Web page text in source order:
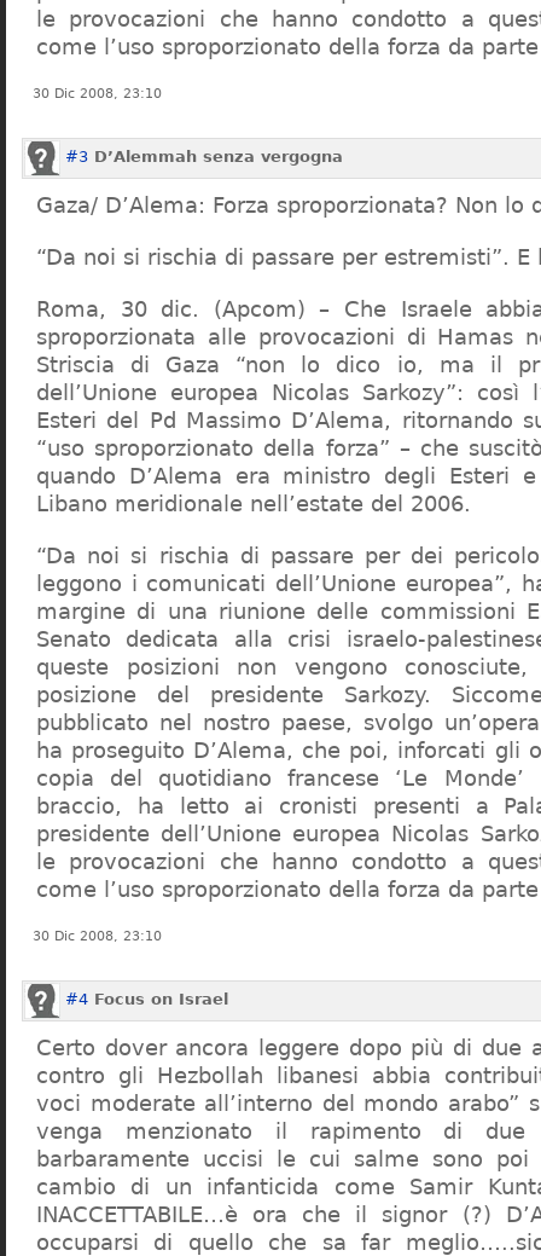
le provocazioni che hanno condotto a
come l’uso sproporzionato della forza da
30 Dic 2008, 23:10
#3 D’Alemmah senza vergogna
Gaza/ D’Alema: Forza sproporzionata? Non lo
“Da noi si rischia di passare per estremisti”. E
Roma, 30 dic. (Apcom) – Che Israele
sproporzionata alle provocazioni di Hamas
Striscia di Gaza “non lo dico io, ma il
dell’Unione europea Nicolas Sarkozy”: così
Esteri del Pd Massimo D’Alema, ritornando
“uso sproporzionato della forza” – che
quando D’Alema era ministro degli Esteri
Libano meridionale nell’estate del 2006.
“Da noi si rischia di passare per dei
leggono i comunicati dell’Unione europea”,
margine di una riunione delle commissioni
Senato dedicata alla crisi israelo-
queste posizioni non vengono
posizione del presidente Sarkozy.
pubblicato nel nostro paese, svolgo
ha proseguito D’Alema, che poi, inforcati gli
copia del quotidiano francese ‘Le
braccio, ha letto ai cronisti presenti a
presidente dell’Unione europea Nicolas
le provocazioni che hanno condotto a
come l’uso sproporzionato della forza da
30 Dic 2008, 23:10
#4 Focus on Israel
Certo dover ancora leggere dopo più di due
contro gli Hezbollah libanesi abbia
voci moderate all’interno del mondo arabo”
venga menzionato il rapimento di due
barbaramente uccisi le cui salme sono
cambio di un infanticida come Samir
INACCETTABILE…è ora che il signor (?)
occuparsi di quello che sa far